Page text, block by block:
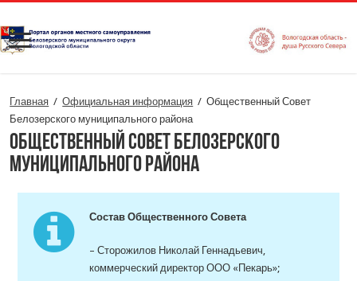
Главная / Официальная информация / Общественный Совет
Белозерского муниципального района
Общественный Совет Белозерского
муниципального района
Состав Общественного Совета
– Сторожилов Николай Геннадьевич,
коммерческий директор ООО «Пекарь»;